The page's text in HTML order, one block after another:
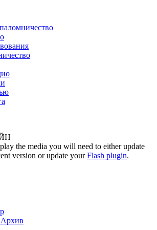
the media you will need to either update
version or update yourFlash plugin.